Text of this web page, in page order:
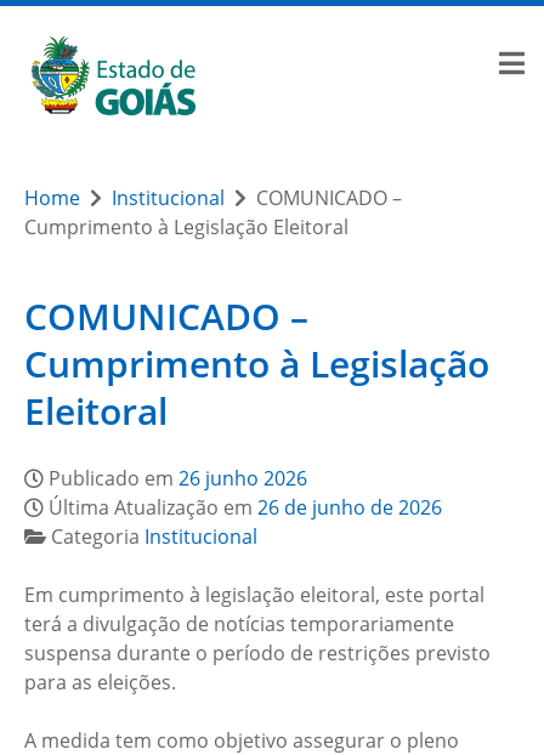
Home Institucional
COMUNICADO –
Cumprimento à Legislação Eleitoral
COMUNICADO –
Cumprimento à Legislação
Eleitoral
Publicado em 26 junho 2026
Última Atualização em 26 de junho de 2026
Categoria Institucional
Em cumprimento à legislação eleitoral, este portal
terá a divulgação de notícias temporariamente
suspensa durante o período de restrições previsto
para as eleições.
A medida tem como objetivo assegurar o pleno